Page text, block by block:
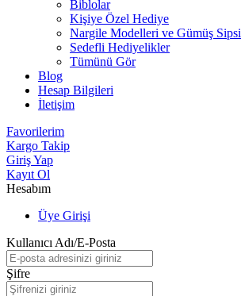
Biblolar
Kişiye Özel Hediye
Nargile Modelleri ve Gümüş Sipsi
Sedefli Hediyelikler
Tümünü Gör
Blog
Hesap Bilgileri
İletişim
Favorilerim
Kargo Takip
Giriş Yap
Kayıt Ol
Hesabım
Üye Girişi
Kullanıcı Adı/E-Posta
Şifre